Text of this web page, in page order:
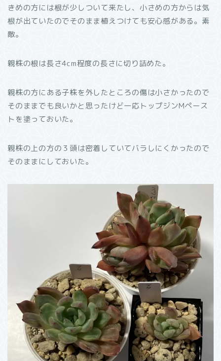
きめの方には根が少しついて来たし、小さめの方からは気
根が出ていたのでそのまま植えつけても安心感がある。素
敵。
親株の根は長さ4cm程度の長さに切り詰めた。
親株の方にある子株を外したところの傷は小さかったので
そのままでも良いかと思ったけど一応トップジンMペース
トを塗っておいた。
親株の上の方の３頭は密着していてバラしにくかったので
そのままにしておいた。